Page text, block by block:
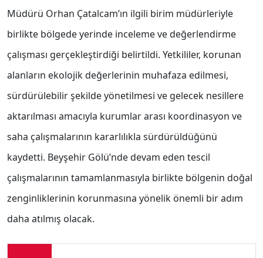
Müdürü Orhan Çatalcam’ın ilgili birim müdürleriyle
birlikte bölgede yerinde inceleme ve değerlendirme
çalışması gerçekleştirdiği belirtildi. Yetkililer, korunan
alanların ekolojik değerlerinin muhafaza edilmesi,
sürdürülebilir şekilde yönetilmesi ve gelecek nesillere
aktarılması amacıyla kurumlar arası koordinasyon ve
saha çalışmalarının kararlılıkla sürdürüldüğünü
kaydetti. Beyşehir Gölü’nde devam eden tescil
çalışmalarının tamamlanmasıyla birlikte bölgenin doğal
zenginliklerinin korunmasına yönelik önemli bir adım
daha atılmış olacak.